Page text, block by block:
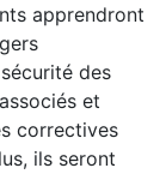
apprendront
des
et
correctives
ils seront